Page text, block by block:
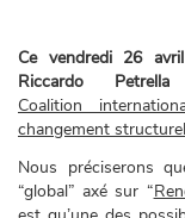
Ce vendredi 26
Riccardo Petrella
Coalition
changement
Nous préciserons
“global” axé sur “